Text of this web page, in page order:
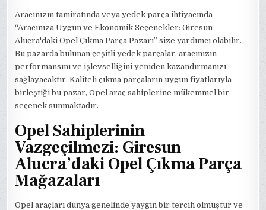
Aracınızın tamiratında veya yedek parça ihtiyacında
“Aracınıza Uygun ve Ekonomik Seçenekler: Giresun
Alucra'daki Opel Çıkma Parça Pazarı” size yardımcı olabilir.
Bu pazarda bulunan çeşitli yedek parçalar, aracınızın
performansını ve işlevselliğini yeniden kazandırmanızı
sağlayacaktır. Kaliteli çıkma parçaların uygun fiyatlarıyla
birleştiği bu pazar, Opel araç sahiplerine mükemmel bir
seçenek sunmaktadır.
Opel Sahiplerinin
Vazgeçilmezi: Giresun
Alucra’daki Opel Çıkma Parça
Mağazaları
Opel araçları dünya genelinde yaygın bir tercih olmuştur ve